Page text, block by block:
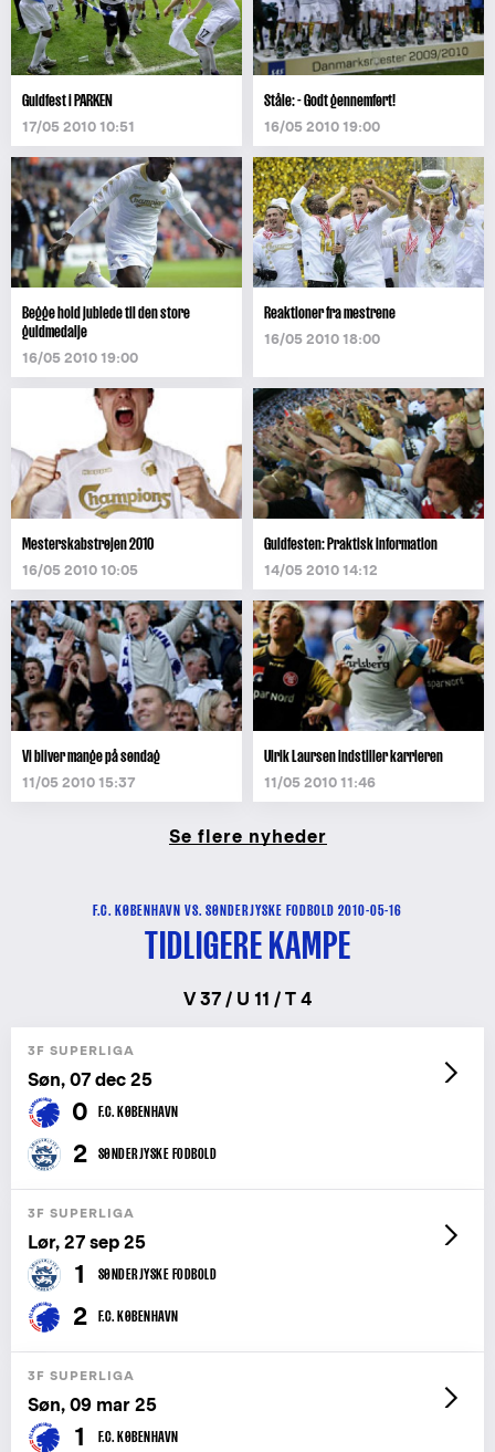
Guldfest i PARKEN
17/05 2010 10:51
Ståle: - Godt gennemført!
16/05 2010 19:00
Begge hold jublede til den store
guldmedalje
16/05 2010 19:00
Reaktioner fra mestrene
16/05 2010 18:00
Mesterskabstrøjen 2010
16/05 2010 10:05
Guldfesten: Praktisk information
14/05 2010 14:12
Vi bliver mange på søndag
11/05 2010 15:37
Ulrik Laursen indstiller karrieren
11/05 2010 11:46
Se flere nyheder
F.C. KØBENHAVN VS. SØNDERJYSKE FODBOLD 2010-05-16
TIDLIGERE KAMPE
V 37 / U 11 / T 4
3F SUPERLIGA
Søn, 07 dec 25
0 F.C. KØBENHAVN
2 SØNDERJYSKE FODBOLD
3F SUPERLIGA
Lør, 27 sep 25
1 SØNDERJYSKE FODBOLD
2 F.C. KØBENHAVN
3F SUPERLIGA
Søn, 09 mar 25
1 F.C. KØBENHAVN